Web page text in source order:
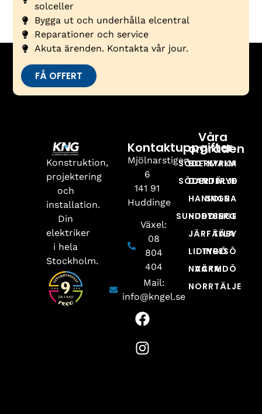
solceller
Bygga ut och underhålla elcentral
Reparationer och service
Akuta ärenden. Kontakta vår jour.
FÅ OFFERT
Konstruktion,
projektering
och
installation.
Din
elektriker
i hela
Stockholm.
Kontaktuppgifter
Mjölnarstigen
6
141 91
Huddinge
Växel:
08
804
404
Mail:
info@kngel.se
Våra
områden
BOTKYRKA
DANDERYD
HANINGE
HUDDINGE
JÄRFÄLLA
LIDINGÖ
NACKA
NORRTÄLJE
SÖDERMALM
SÖDERTÄLJE
SOLNA
SUNDBYBERG
TÄBY
TYRESÖ
VÄRMDÖ